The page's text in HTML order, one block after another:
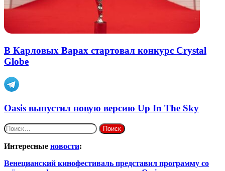
В Карловых Варах стартовал конкурс Crystal
Globe
Oasis выпустил новую версию Up In The Sky
Найти:
Интересные новости:
Венецианский кинофестиваль представил программу со